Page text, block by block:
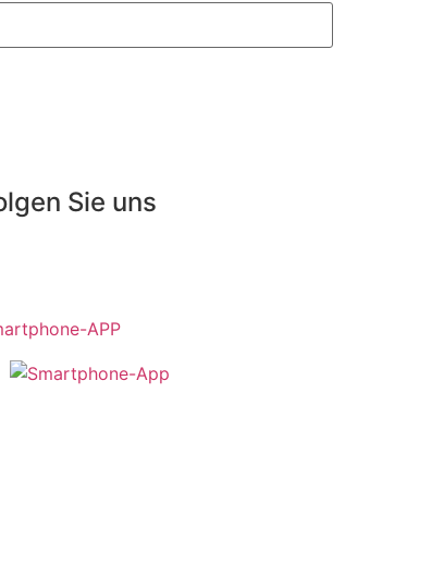
Sie uns
APP